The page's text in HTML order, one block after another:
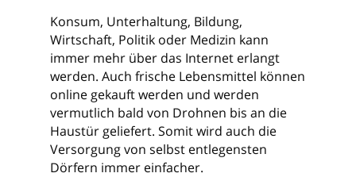
Konsum, Unterhaltung, Bildung,
Wirtschaft, Politik oder Medizin kann
immer mehr über das Internet erlangt
werden. Auch frische Lebensmittel können
online gekauft werden und werden
vermutlich bald von Drohnen bis an die
Haustür geliefert. Somit wird auch die
Versorgung von selbst entlegensten
Dörfern immer einfacher.